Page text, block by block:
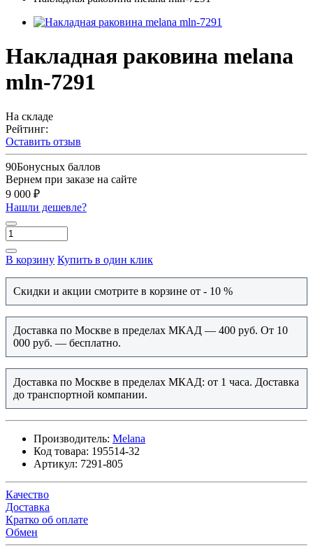
Накладная раковина melana
mln-7291
На складе
Рейтинг:
Оставить отзыв
90Бонусных баллов
Вернем при заказе на сайте
9 000 ₽
Нашли дешевле?
В корзину Купить в один клик
Скидки и акции смотрите в корзине от - 10 %
Доставка по Москве в пределах МКАД — 400 руб. От 10
000 руб. — бесплатно.
Доставка по Москве в пределах МКАД: от 1 часа. Доставка
до транспортной компании.
Производитель: Melana
Код товара: 195514-32
Артикул: 7291-805
Качество
Доставка
Кратко об оплате
Обмен